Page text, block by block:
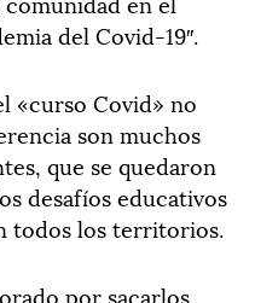
del Covid-19″.
«curso Covid» no
son muchos
que se quedaron
desafíos educativos
todos los territorios.
por sacarlos